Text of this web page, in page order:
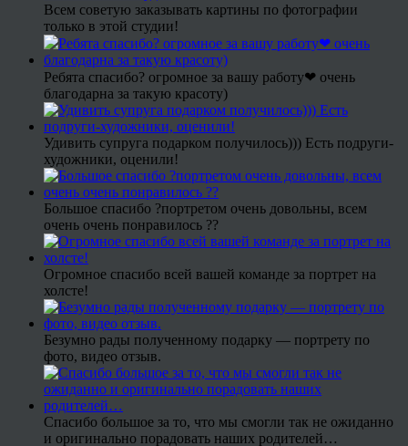
Всем советую заказывать картины по фотографии
только в этой студии!
Ребята спасибо? огромное за вашу работу❤ очень
благодарна за такую красоту)
Удивить супруга подарком получилось))) Есть подруги-
художники, оценили!
Большое спасибо ?портретом очень довольны, всем
очень очень понравилось ??
Огромное спасибо всей вашей команде за портрет на
холсте!
Безумно рады полученному подарку — портрету по
фото, видео отзыв.
Спасибо большое за то, что мы смогли так не ожиданно
и оригинально порадовать наших родителей…